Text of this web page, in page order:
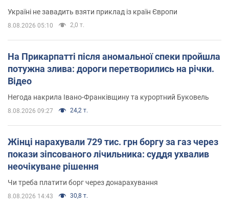
Україні не завадить взяти приклад із країн Європи
8.08.2026 05:10 2,0 т.
На Прикарпатті після аномальної спеки пройшла
потужна злива: дороги перетворились на річки.
Відео
Негода накрила Івано-Франківщину та курортний Буковель
8.08.2026 09:27 24,2 т.
Жінці нарахували 729 тис. грн боргу за газ через
покази зіпсованого лічильника: суддя ухвалив
неочікуване рішення
Чи треба платити борг через донарахування
8.08.2026 14:43 30,8 т.